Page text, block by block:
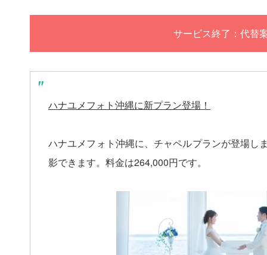
サービス終了：代替
ハナユメフォト沖縄に新プラン登場！
ハナユメフォト沖縄に、チャペルプランが登場し
影できます。料金は264,000円です。